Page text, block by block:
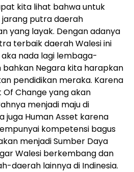
kita lihat bahwa untuk
putra daerah
yang layak. Dengan adanya
terbaik daerah Walesi ini
nada lagi lembaga-
bahkan Negara kita harapkan
pendidikan meraka. Karena
Change yang akan
menjadi maju di
juga Human Asset karena
kompetensi bagus
menjadi Sumber Daya
Walesi berkembang dan
daerah lainnya di Indinesia.